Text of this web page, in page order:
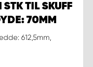
STK TIL SKUFF
70MM
612,5mm,